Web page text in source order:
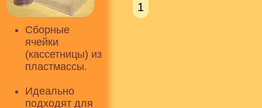
Сборные
ячейки
(кассетницы) из
пластмассы.
Идеально
подходят для
1